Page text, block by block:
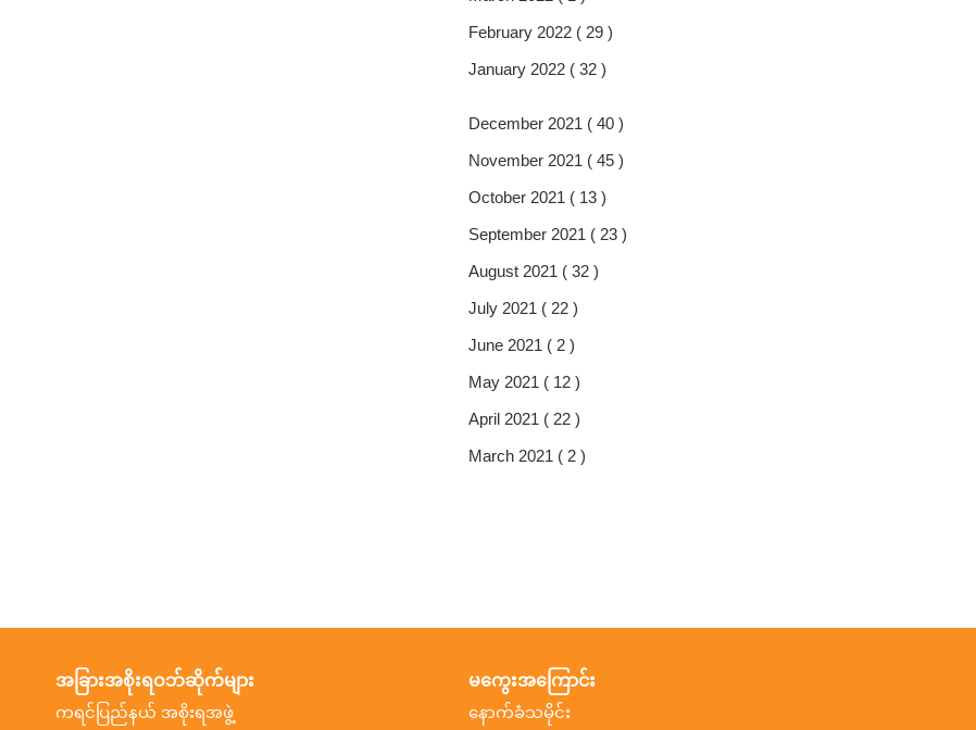
February 2022 ( 29 )
January 2022 ( 32 )
December 2021 ( 40 )
November 2021 ( 45 )
October 2021 ( 13 )
September 2021 ( 23 )
August 2021 ( 32 )
July 2021 ( 22 )
June 2021 ( 2 )
May 2021 ( 12 )
April 2021 ( 22 )
March 2021 ( 2 )
အခြားအစိုးရဝဘ်ဆိုက်များ
ကရင်ပြည်နယ် အစိုးရအဖွဲ့
မကွေးအကြောင်း
နောက်ခံသမိုင်း